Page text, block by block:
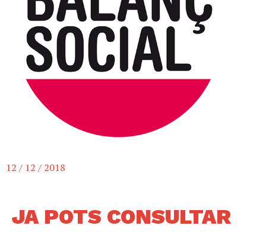
12 / 12 / 2018
JA POTS CONSULTAR